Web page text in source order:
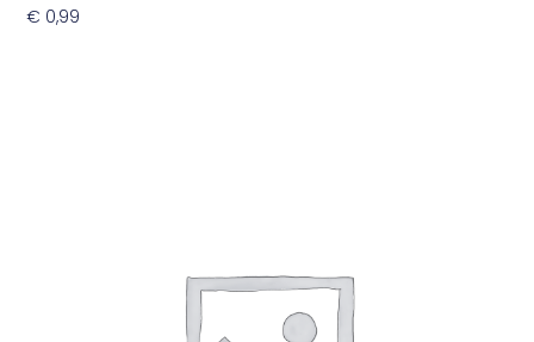
€ 0,99